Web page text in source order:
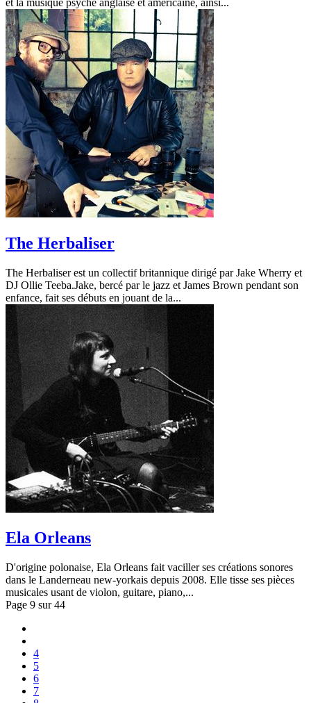
The Herbaliser
The Herbaliser est un collectif britannique dirigé par Jake Wherry et
DJ Ollie Teeba.Jake, bercé par le jazz et James Brown pendant son
enfance, fait ses débuts en jouant de la...
Ela Orleans
D'origine polonaise, Ela Orleans fait vaciller ses créations sonores
dans le Landerneau new-yorkais depuis 2008. Elle tisse ses pièces
musicales usant de violon, guitare, piano,...
Page 9 sur 44
4
5
6
7